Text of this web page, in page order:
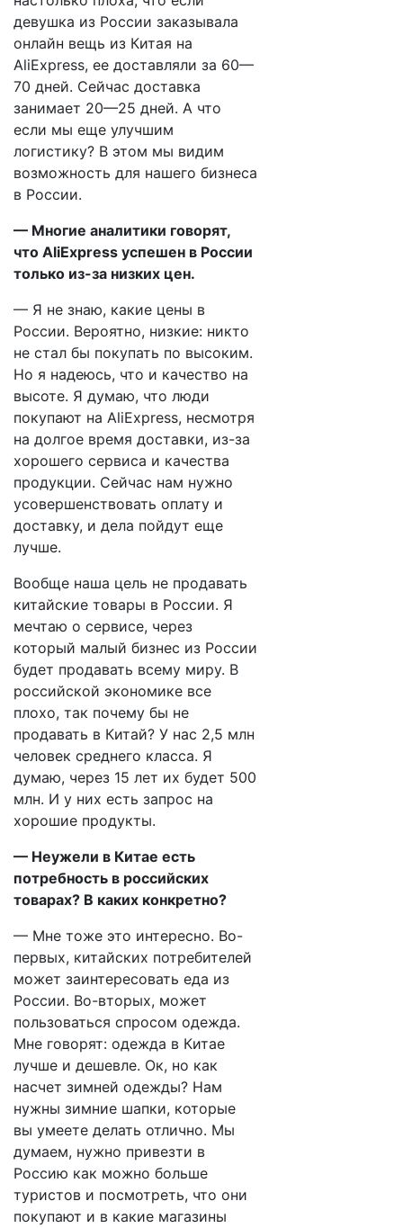
девушка из России заказывала
онлайн вещь из Китая на
AliExpress, ее доставляли за 60—
70 дней. Сейчас доставка
занимает 20—25 дней. А что
если мы еще улучшим
логистику? В этом мы видим
возможность для нашего бизнеса
в России.
— Многие аналитики говорят,
что AliExpress успешен в России
только из-за низких цен.
— Я не знаю, какие цены в
России. Вероятно, низкие: никто
не стал бы покупать по высоким.
Но я надеюсь, что и качество на
высоте. Я думаю, что люди
покупают на AliExpress, несмотря
на долгое время доставки, из-за
хорошего сервиса и качества
продукции. Сейчас нам нужно
усовершенствовать оплату и
доставку, и дела пойдут еще
лучше.
Вообще наша цель не продавать
китайские товары в России. Я
мечтаю о сервисе, через
который малый бизнес из России
будет продавать всему миру. В
российской экономике все
плохо, так почему бы не
продавать в Китай? У нас 2,5 млн
человек среднего класса. Я
думаю, через 15 лет их будет 500
млн. И у них есть запрос на
хорошие продукты.
— Неужели в Китае есть
потребность в российских
товарах? В каких конкретно?
— Мне тоже это интересно. Во-
первых, китайских потребителей
может заинтересовать еда из
России. Во-вторых, может
пользоваться спросом одежда.
Мне говорят: одежда в Китае
лучше и дешевле. Ок, но как
насчет зимней одежды? Нам
нужны зимние шапки, которые
вы умеете делать отлично. Мы
думаем, нужно привезти в
Россию как можно больше
туристов и посмотреть, что они
покупают и в какие магазины